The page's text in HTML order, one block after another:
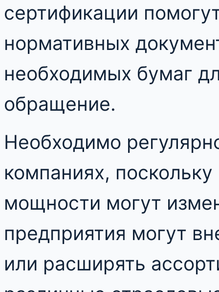
сертификации
нормативных
необходимых бумаг
обращение.
Необходимо
компаниях,
мощности могут
предприятия могут
или расширять